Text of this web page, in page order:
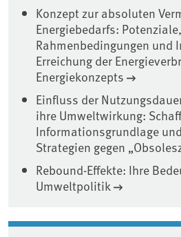
Konzept zur absoluten
Energiebedarfs: Potenziale,
Rahmenbedingungen und
Erreichung der
Energiekonzepts
Einfluss der
ihre Umweltwirkung:
Informationsgrundlage
Strategien gegen
Rebound-Effekte: Ihre
Umweltpolitik